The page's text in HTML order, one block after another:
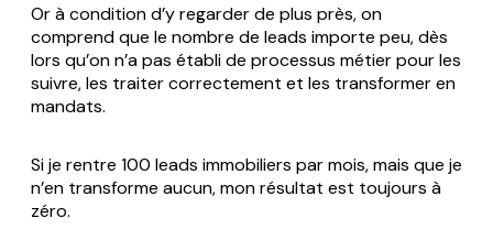
Or à condition d’y regarder de plus près, on
comprend que le nombre de leads importe peu, dès
lors qu’on n’a pas établi de processus métier pour les
suivre, les traiter correctement et les transformer en
mandats.
Si je rentre 100 leads immobiliers par mois, mais que je
n’en transforme aucun, mon résultat est toujours à
zéro.